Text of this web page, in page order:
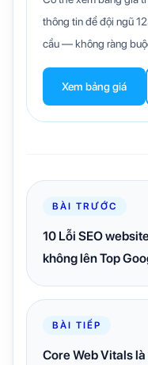
thông tin để đội ngũ
cầu — không ràng
Xem bảng giá
BÀI TRƯỚC
10 Lỗi SEO
không lên Top
BÀI TIẾP
Core Web Vitals